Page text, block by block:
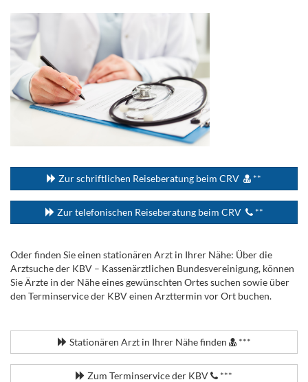
Zur schriftlichen Reiseberatung beim CRV **
Zur telefonischen Reiseberatung beim CRV **
Oder finden Sie einen stationären Arzt in Ihrer Nähe: Über die
Arztsuche der KBV – Kassenärztlichen Bundesvereinigung, können
Sie Ärzte in der Nähe eines gewünschten Ortes suchen sowie über
den Terminservice der KBV einen Arzttermin vor Ort buchen.
Stationären Arzt in Ihrer Nähe finden ***
Zum Terminservice der KBV ***